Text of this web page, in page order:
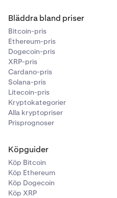
Bläddra bland priser
Bitcoin-pris
Ethereum-pris
Dogecoin-pris
XRP-pris
Cardano-pris
Solana-pris
Litecoin-pris
Kryptokategorier
Alla kryptopriser
Prisprognoser
Köpguider
Köp Bitcoin
Köp Ethereum
Köp Dogecoin
Köp XRP